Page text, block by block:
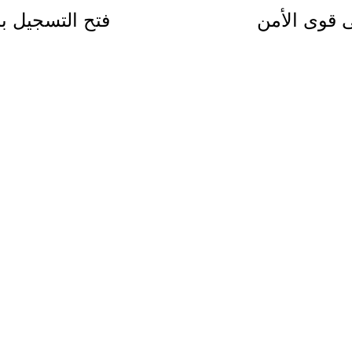
قوى الأمن فتح التسجيل